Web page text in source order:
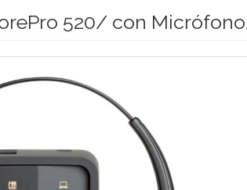
520/ con